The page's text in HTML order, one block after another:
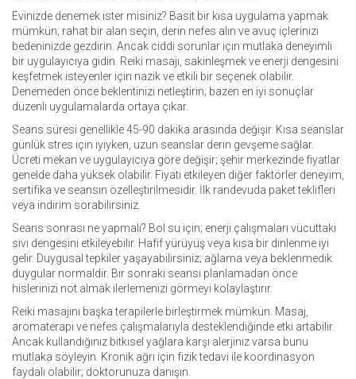
Evinizde denemek ister misiniz? Basit bir kısa uygulama yapmak
mümkün; rahat bir alan seçin, derin nefes alın ve avuç içlerinizi
bedeninizde gezdirin. Ancak ciddi sorunlar için mutlaka deneyimli
bir uygulayıcıya gidin. Reiki masajı, sakinleşmek ve enerji dengesini
keşfetmek isteyenler için nazik ve etkili bir seçenek olabilir.
Denemeden önce beklentinizi netleştirin; bazen en iyi sonuçlar
düzenli uygulamalarda ortaya çıkar.
Seans süresi genellikle 45-90 dakika arasında değişir. Kısa seanslar
günlük stres için iyiyken, uzun seanslar derin gevşeme sağlar.
Ücreti mekan ve uygulayıcıya göre değişir; şehir merkezinde fiyatlar
genelde daha yüksek olabilir. Fiyatı etkileyen diğer faktörler deneyim,
sertifika ve seansın özelleştirilmesidir. İlk randevuda paket teklifleri
veya indirim sorabilirsiniz.
Seans sonrası ne yapmalı? Bol su için; enerji çalışmaları vücuttaki
sıvı dengesini etkileyebilir. Hafif yürüyüş veya kısa bir dinlenme iyi
gelir. Duygusal tepkiler yaşayabilirsiniz; ağlama veya beklenmedik
duygular normaldir. Bir sonraki seansı planlamadan önce
hislerinizi not almak ilerlemenizi görmeyi kolaylaştırır.
Reiki masajını başka terapilerle birleştirmek mümkün. Masaj,
aromaterapi ve nefes çalışmalarıyla desteklendiğinde etki artabilir.
Ancak kullandığınız bitkisel yağlara karşı alerjiniz varsa bunu
mutlaka söyleyin. Kronik ağrı için fizik tedavi ile koordinasyon
faydalı olabilir; doktorunuza danışın.